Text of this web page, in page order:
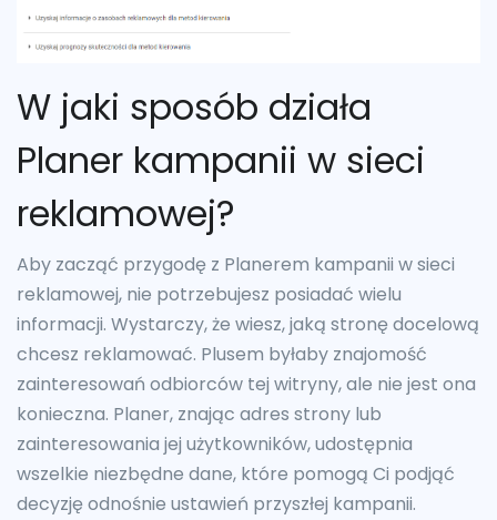
W jaki sposób działa
Planer kampanii w sieci
reklamowej?
Aby zacząć przygodę z Planerem kampanii w sieci
reklamowej, nie potrzebujesz posiadać wielu
informacji. Wystarczy, że wiesz, jaką stronę docelową
chcesz reklamować. Plusem byłaby znajomość
zainteresowań odbiorców tej witryny, ale nie jest ona
konieczna. Planer, znając adres strony lub
zainteresowania jej użytkowników, udostępnia
wszelkie niezbędne dane, które pomogą Ci podjąć
decyzję odnośnie ustawień przyszłej kampanii.